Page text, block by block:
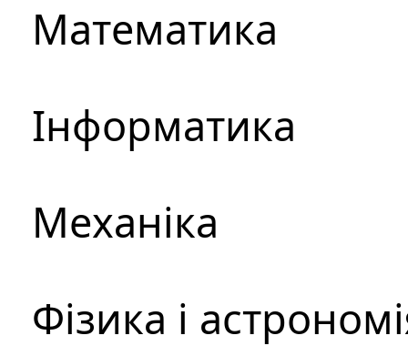
Математика
Інформатика
Механіка
Фізика і